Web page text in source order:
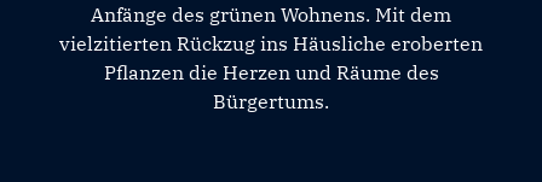
Anfänge des grünen Wohnens. Mit dem
vielzitierten Rückzug ins Häusliche eroberten
Pflanzen die Herzen und Räume des
Bürgertums.